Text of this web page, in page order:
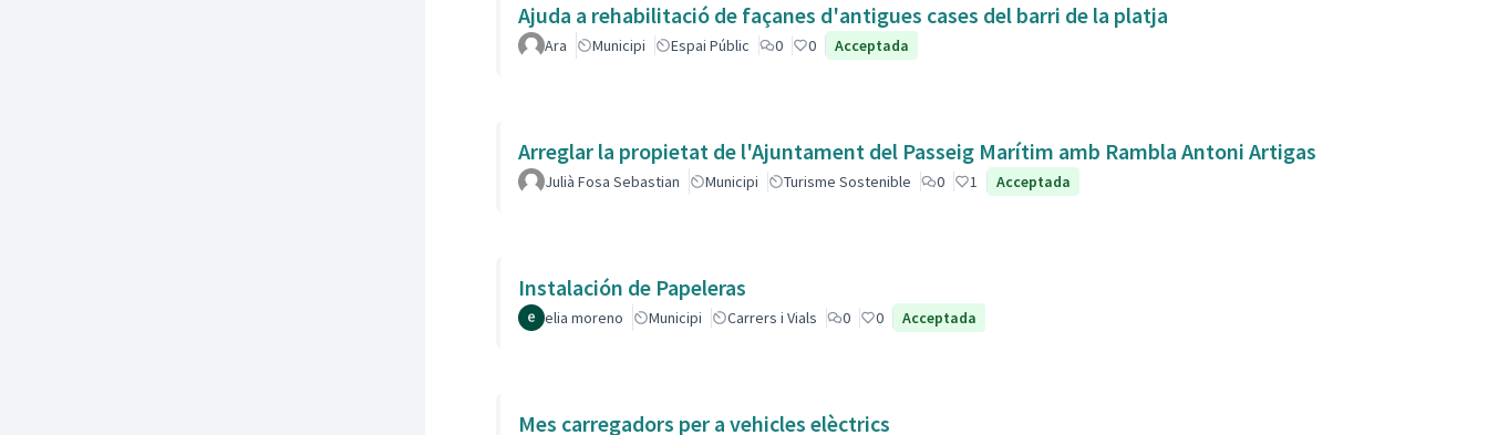
Ajuda a rehabilitació de façanes d'antigues cases del barri de la platja
Ara Municipi Espai Públic 0 0 Acceptada
Arreglar la propietat de l'Ajuntament del Passeig Marítim amb Rambla Antoni Artigas
Julià Fosa Sebastian Municipi Turisme Sostenible 0 1 Acceptada
Instalación de Papeleras
elia moreno Municipi Carrers i Vials 0 0 Acceptada
Mes carregadors per a vehicles elèctrics